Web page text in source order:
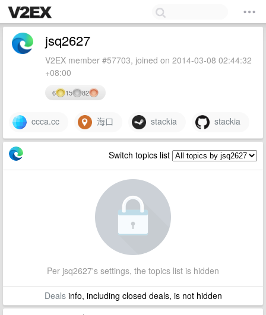
jsq2627
V2EX member #57703, joined on 2014-03-08 02:44:32
+08:00
6 15 82
ccca.cc 海口 stackia stackia
Switch topics list
Per jsq2627's settings, the topics list is hidden
Dealsinfo, including closed deals, is not hidden